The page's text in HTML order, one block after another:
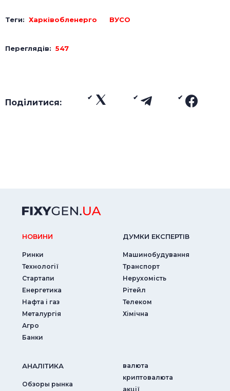
Теги: Харківобленерго ВУСО
Переглядів: 547
Поділитися:
НОВИНИ
Ринки
Технології
Стартапи
Енергетика
Нафта і газ
Металургія
Агро
Банки
ДУМКИ ЕКСПЕРТIВ
Машинобудування
Транспорт
Нерухомість
Рітейл
Телеком
Хімічна
АНАЛIТИКА
Обзоры рынка
валюта
криптовалюта
акції